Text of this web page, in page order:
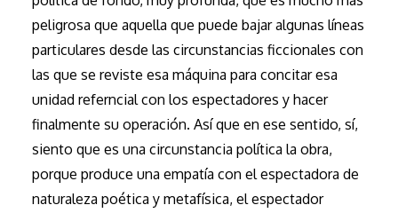
peligrosa que aquella que puede bajar algunas líneas
particulares desde las circunstancias ficcionales con
las que se reviste esa máquina para concitar esa
unidad referncial con los espectadores y hacer
finalmente su operación. Así que en ese sentido, sí,
siento que es una circunstancia política la obra,
porque produce una empatía con el espectadora de
naturaleza poética y metafísica, el espectador